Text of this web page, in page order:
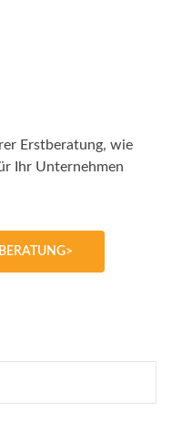
Erstberatung, wie
Ihr Unternehmen